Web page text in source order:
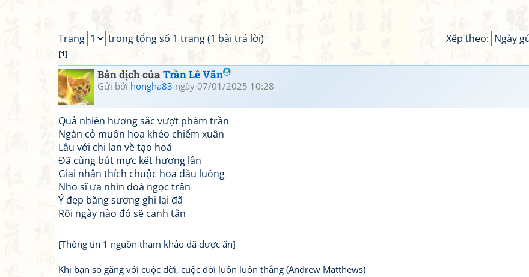
Xếp theo:
Trang trong tổng số 1 trang (1 bài trả lời)
[1]
Bản dịch củaTrần Lê Văn
Gửi bởi hongha83 ngày 07/01/2025 10:28
Quả nhiên hương sắc vượt phàm trần
Ngàn cỏ muôn hoa khéo chiếm xuân
Lâu với chi lan về tạo hoá
Đã cùng bút mực kết hương lân
Giai nhân thích chuộc hoa đầu luống
Nho sĩ ưa nhìn đoá ngọc trân
Ý đẹp băng sương ghi lại đã
Rồi ngày nào đó sẽ canh tân
[Thông tin 1 nguồn tham khảo đã được ẩn]
Khi bạn so găng với cuộc đời, cuộc đời luôn luôn thắng (Andrew Matthews)